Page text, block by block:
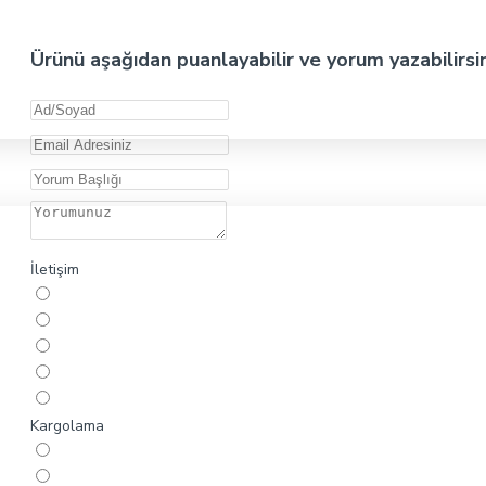
Ürünü aşağıdan puanlayabilir ve yorum
İletişim
Kargolama